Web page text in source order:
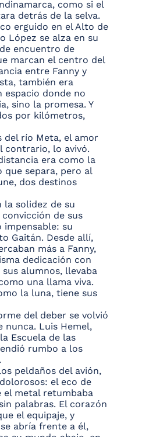
como si el
detrás de la selva.
erguido en el Alto de
López se alza en su
encuentro de
marcan el centro del
entre Fanny y
también era
espacio donde no
sino la promesa. Y
por kilómetros,
del río Meta, el amor
contrario, lo avivó.
era como la
separa, pero al
dos destinos
la solidez de su
de sus
impensable: su
Gaitán. Desde allí,
más a Fanny,
dedicación con
sus alumnos, llevaba
una llama viva.
la luna, tiene sus
del deber se volvió
nunca. Luis Hemel,
Escuela de las
rumbo a los
peldaños del avión,
el eco de
el metal retumbaba
palabras. El corazón
el equipaje, y
abría frente a él,